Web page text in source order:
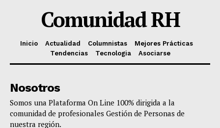
Comunidad RH
Inicio Actualidad Columnistas
Mejores Prácticas
Tendencias
Tecnologia Asociarse
Nosotros
Somos una Plataforma On Line 100% dirigida a la
comunidad de profesionales Gestión de Personas de
nuestra región.